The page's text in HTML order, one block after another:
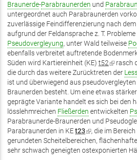
ist
extern)
Braunerde-Parabraunerden und
untergeordnet auch Parabraunerden
zuverlässige Feindifferenzierung nach
aufgrund der Feldansprache z. T.
Pseudovergleyung, unter Wald teilweise
ebenfalls verbreitet auftretende
Süden wird Kartiereinheit (KE) t52(Link
ist
extern)
rasch
die durch das weitere Zurücktreten der
ist und überwiegend aus
Braunerden besteht. Um eine etwas
geprägte Variante handelt es sich bei den
lösslehmreichen Fließerden entwickelten
Parabraunerde-Braunerden und
Parabraunerden in KEt23(Link
ist
extern)
, die im
gerundeten Scheitelbereichen,
sehr schwach geneigten ostexponierten